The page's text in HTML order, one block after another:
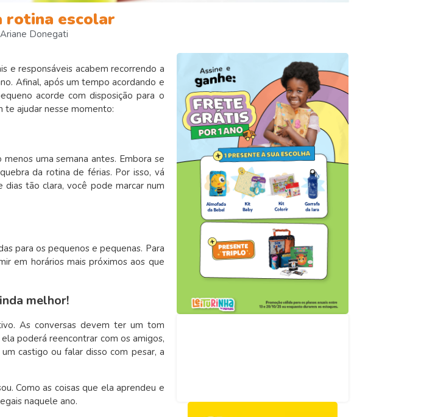
rotina escolar
Ariane Donegati
e responsáveis acabem recorrendo a
Afinal, após um tempo acordando e
acorde com disposição para o
te ajudar nesse momento:
uma semana antes. Embora se
da rotina de férias. Por isso, vá
dias tão clara, você pode marcar num
para os pequenos e pequenas. Para
em horários mais próximos aos que
melhor!
As conversas devem ter um tom
poderá reencontrar com os amigos,
castigo ou falar disso com pesar, a
Como as coisas que ela aprendeu e
naquele ano.